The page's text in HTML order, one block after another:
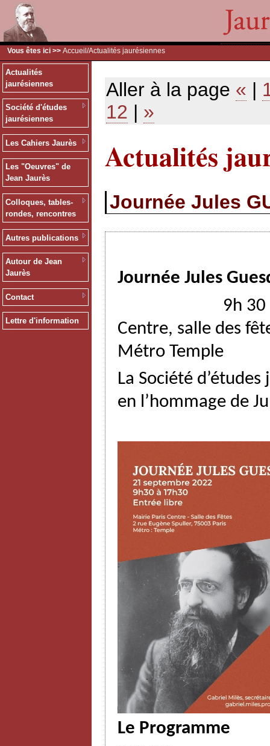
Vous êtes ici >> Accueil /Actualités jaurésiennes
Actualités
jaurésiennes
Société d'études
jaurésiennes
Les Cahiers Jaurès
Les "Oeuvres" de
Jean Jaurès
Colloques, tables-
rondes, rencontres
Autres publications
Autour de Jean
Jaurès
Contact
Lettre d'information
Aller à la page « |
12 | »
Actualités
Journée Jules
Journée Jules
9h 30 à
Centre, salle des
Métro Temple
La Société
en l’hommage de
Le Programme